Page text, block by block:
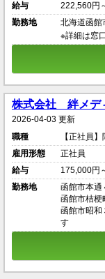
給与
222,560円
勤務地
北海道函館
※詳細は窓
株式会社 絆メデ
2026-04-03 更新
職種
【正社員
雇用形態
正社員
給与
175,000円
勤務地
函館市本通
函館市桔梗
函館市昭和
す